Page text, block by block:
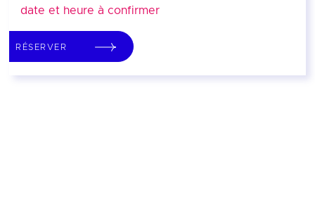
date et heure à confirmer
RÉSERVER